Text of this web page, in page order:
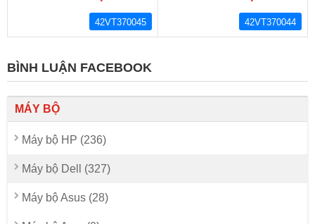
42VT370045 42VT370044
BÌNH LUẬN FACEBOOK
MÁY BỘ
Máy bộ HP (236)
Máy bộ Dell (327)
Máy bộ Asus (28)